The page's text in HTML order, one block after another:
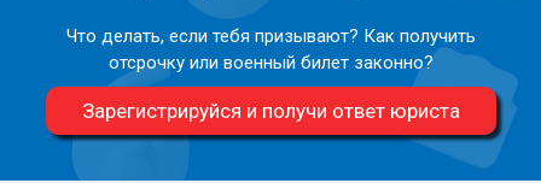
Что делать, если тебя призывают? Как получить
отсрочку или военный билет законно?
Зарегистрируйся и получи ответ юриста